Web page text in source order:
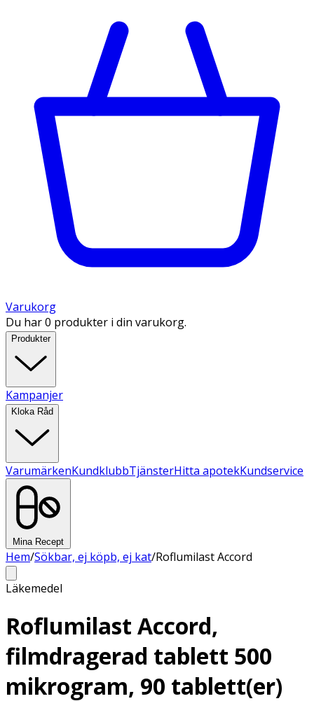
Varukorg
Du har 0 produkter i din varukorg.
Produkter
Kampanjer
Kloka Råd
VarumärkenKundklubbTjänsterHitta apotekKundservice
Mina Recept
Hem/Sökbar, ej köpb, ej kat/Roflumilast Accord
Läkemedel
Roflumilast Accord,
filmdragerad tablett 500
mikrogram, 90 tablett(er)